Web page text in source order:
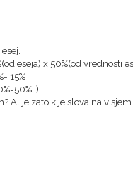
eseja) x 50%(od vrednosti
15%
:)
Al je zato k je slova na